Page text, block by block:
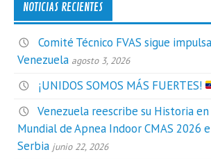
NOTICIAS RECIENTES
Comité Técnico FVAS sigue
Venezuela agosto 3, 2026
¡UNIDOS SOMOS MÁS FUERTES!
Venezuela reescribe su Historia
Mundial de Apnea Indoor CMAS 2026
Serbia junio 22, 2026